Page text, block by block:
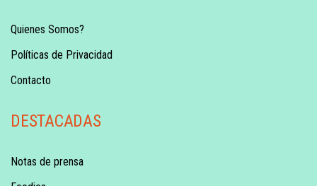
Quienes Somos?
Políticas de Privacidad
Contacto
DESTACADAS
Notas de prensa